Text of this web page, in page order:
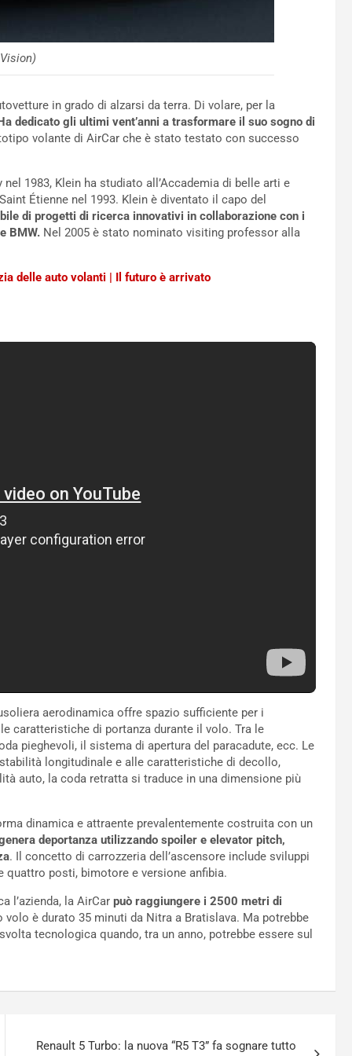
in grado di alzarsi da terra. Di volare, per la
dedicato gli ultimi vent’anni a trasformare il suo sogno di
volante di AirCar che è stato testato con successo
1983, Klein ha studiato all’Accademia di belle arti e
Étienne nel 1993. Klein è diventato il capo del
di progetti di ricerca innovativi in ​​collaborazione con i
BMW. Nel 2005 è stato nominato visiting professor alla
delle auto volanti | Il futuro è arrivato
aerodinamica offre spazio sufficiente per i
caratteristiche di portanza durante il volo. Tra le
pieghevoli, il sistema di apertura del paracadute, ecc. Le
longitudinale e alle caratteristiche di decollo,
auto, la coda retratta si traduce in una dimensione più
dinamica e attraente prevalentemente costruita con un
deportanza utilizzando spoiler e elevator pitch,
. Il concetto di carrozzeria dell’ascensore include sviluppi
posti, bimotore e versione anfibia.
l’azienda, la AirCar può raggiungere i 2500 metri di
volo è durato 35 minuti da Nitra a Bratislava. Ma potrebbe
tecnologica quando, tra un anno, potrebbe essere sul
Renault 5 Turbo: la nuova “R5 T3” fa sognare tutto